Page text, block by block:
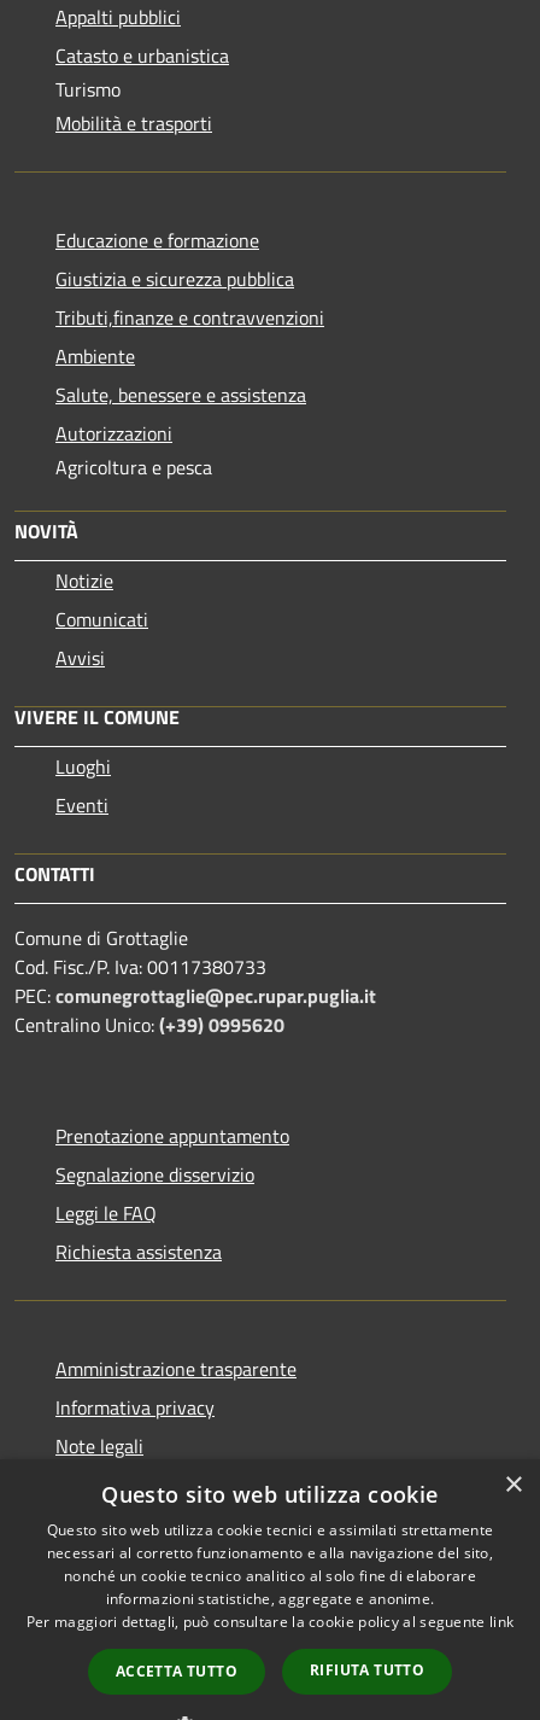
Appalti pubblici
Catasto e urbanistica
Turismo
Mobilità e trasporti
Educazione e formazione
Giustizia e sicurezza pubblica
Tributi,finanze e contravvenzioni
Ambiente
Salute, benessere e assistenza
Autorizzazioni
Agricoltura e pesca
NOVITÀ
Notizie
Comunicati
Avvisi
VIVERE IL COMUNE
Luoghi
Eventi
CONTATTI
Comune di Grottaglie
Cod. Fisc./P. Iva: 00117380733
PEC:comunegrottaglie@pec.rupar.puglia.it
Centralino Unico:(+39) 0995620
Prenotazione appuntamento
Segnalazione disservizio
Leggi le FAQ
Richiesta assistenza
Amministrazione trasparente
Informativa privacy
Note legali
Dichiarazione di accessibilità
Accessibilità
Copyright © 2026 • Comune di
Grottaglie • Powered by
Municipium•
Accesso
redazione
×
Questo sito web utilizza cookie
Questo sito web utilizza cookie tecnici e assimilati strettamente
necessari al corretto funzionamento e alla navigazione del sito,
nonché un cookie tecnico analitico al solo fine di elaborare
informazioni statistiche, aggregate e anonime.
Per maggiori dettagli, può consultare la cookie policy al seguente link
ACCETTA TUTTO RIFIUTA TUTTO